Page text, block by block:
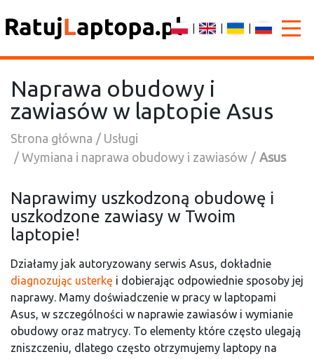
| | |
Naprawa obudowy i
zawiasów w laptopie Asus
Strona główna
Usługi
Wymiana i naprawa obudowy i zawiasów
Asus
Naprawimy uszkodzoną obudowę i
uszkodzone zawiasy w Twoim
laptopie!
Działamy jak autoryzowany serwis Asus, dokładnie
diagnozując usterkę i dobierając odpowiednie sposoby jej
naprawy. Mamy doświadczenie w pracy w laptopami
Asus, w szczególności w naprawie zawiasów i wymianie
obudowy oraz matrycy. To elementy które często ulegają
zniszczeniu, dlatego często otrzymujemy laptopy na